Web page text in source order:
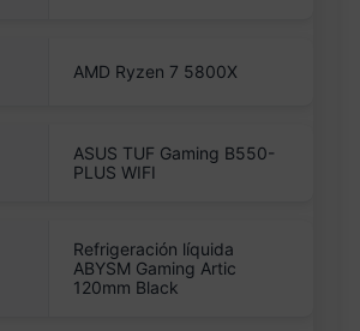
AMD Ryzen 7 5800X
ASUS TUF Gaming B550-
PLUS WIFI
Refrigeración líquida
ABYSM Gaming Artic
120mm Black